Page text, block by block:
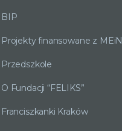
BIP
Projekty finansowane z MEiN
Przedszkole
O Fundacji “FELIKS”
Franciszkanki Kraków